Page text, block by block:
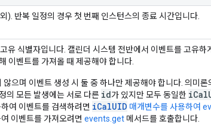
). 반복 일정의 경우 첫 번째 인스턴스의 종료 시간입니다.
유 식별자입니다. 캘린더 시스템 전반에서 이벤트를 고유하
이벤트를 가져올 때 제공해야 합니다.
않으며 이벤트 생성 시 둘 중 하나만 제공해야 합니다. 의미론
의 모든 발생에는 서로 다른 id가 있지만 모두 동일한
여 이벤트를 검색하려면 iCalUID 매개변수를 사용하여
이벤트를 가져오려면 events.get 메서드를 호출합니다.